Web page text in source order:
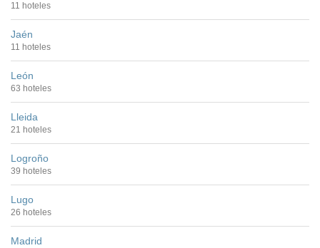
11 hoteles
Jaén
11 hoteles
León
63 hoteles
Lleida
21 hoteles
Logroño
39 hoteles
Lugo
26 hoteles
Madrid